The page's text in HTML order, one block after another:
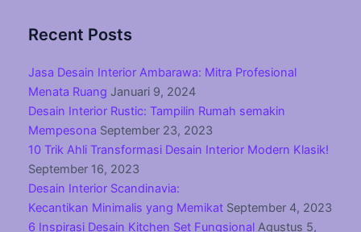
Recent Posts
Jasa Desain Interior Ambarawa: Mitra Profesional
Menata Ruang Januari 9, 2024
Desain Interior Rustic: Tampilin Rumah semakin
Mempesona September 23, 2023
10 Trik Ahli Transformasi Desain Interior Modern Klasik!
September 16, 2023
Desain Interior Scandinavia:
Kecantikan Minimalis yang Memikat September 4, 2023
6 Inspirasi Desain Kitchen Set Fungsional Agustus 5,